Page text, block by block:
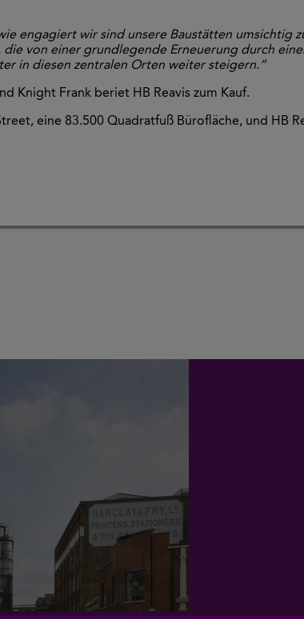
engagiert wir sind unsere Baustätten
von einer grundlegende Erneuerung durch
in diesen zentralen Orten weiter steigern.“
Knight Frank beriet HB Reavis zum Kauf.
eine 83.500 Quadratfuß Bürofläche, und HB